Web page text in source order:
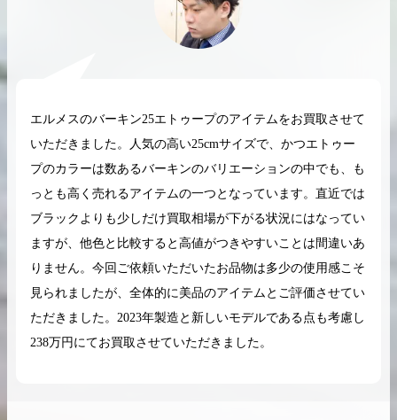
エルメスのバーキン25エトゥープのアイテムをお買取させて
いただきました。人気の高い25cmサイズで、かつエトゥー
プのカラーは数あるバーキンのバリエーションの中でも、も
っとも高く売れるアイテムの一つとなっています。直近では
ブラックよりも少しだけ買取相場が下がる状況にはなってい
ますが、他色と比較すると高値がつきやすいことは間違いあ
りません。今回ご依頼いただいたお品物は多少の使用感こそ
見られましたが、全体的に美品のアイテムとご評価させてい
ただきました。2023年製造と新しいモデルである点も考慮し
238万円にてお買取させていただきました。